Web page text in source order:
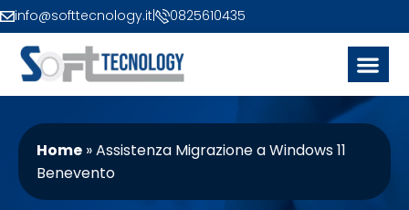
info@softtecnology.it 0825610435
Home »Assistenza Migrazione a Windows 11
Benevento